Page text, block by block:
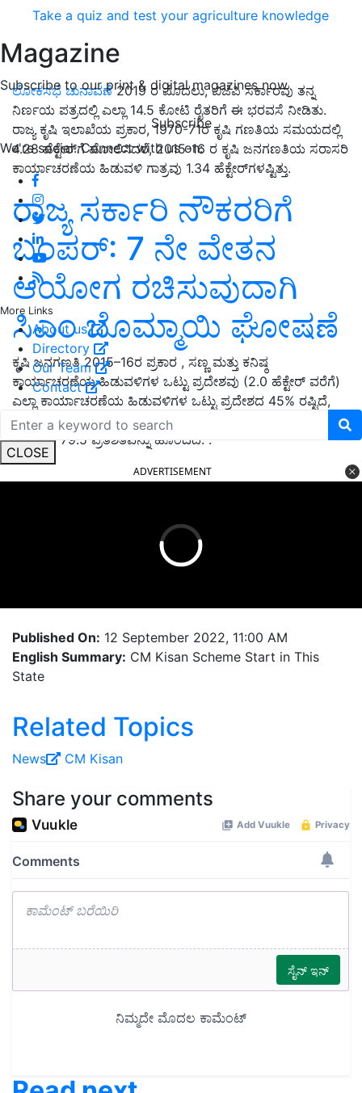
Take a quiz and test your agriculture knowledge
Magazine
Subscribe to our print & digital magazines now
Subscribe
We're social. Connect with us on:
More Links
About us
Directory
Our Team
Contact
CLOSE
ಲೋಕಸಭೆ ಚುನಾವಣೆ2019 ರ ಮೊದಲು, ಬಿಜೆಪಿ ಸರ್ಕಾರವು ತನ್ನ
ನಿರ್ಣಯ ಪತ್ರದಲ್ಲಿ ಎಲ್ಲಾ 14.5 ಕೋಟಿ ರೈತರಿಗೆ ಈ ಭರವಸೆ ನೀಡಿತು.
ರಾಜ್ಯ ಕೃಷಿ ಇಲಾಖೆಯ ಪ್ರಕಾರ, 1970-71ರ ಕೃಷಿ ಗಣತಿಯ ಸಮಯದಲ್ಲಿ
4.28 ಹೆಕ್ಟೇರ್‌ಗೆ ಹೋಲಿಸಿದರೆ, 2015-16 ರ ಕೃಷಿ ಜನಗಣತಿಯ ಸರಾಸರಿ
ಕಾರ್ಯಾಚರಣೆಯ ಹಿಡುವಳಿ ಗಾತ್ರವು 1.34 ಹೆಕ್ಟೇರ್‌ಗಳಷ್ಟಿತ್ತು.
ರಾಜ್ಯ ಸರ್ಕಾರಿ ನೌಕರರಿಗೆ
ಬಂಪರ್‌: 7 ನೇ ವೇತನ
ಆಯೋಗ ರಚಿಸುವುದಾಗಿ
ಸಿಎಂ ಬೊಮ್ಮಾಯಿ ಘೋಷಣೆ
ಕೃಷಿ ಜನಗಣತಿ 2015–16ರ ಪ್ರಕಾರ , ಸಣ್ಣ ಮತ್ತು ಕನಿಷ್ಠ
ಕಾರ್ಯಾಚರಣೆಯ ಹಿಡುವಳಿಗಳ ಒಟ್ಟು ಪ್ರದೇಶವು (2.0 ಹೆಕ್ಟೇರ್ ವರೆಗೆ)
ಎಲ್ಲಾ ಕಾರ್ಯಾಚರಣೆಯ ಹಿಡುವಳಿಗಳ ಒಟ್ಟು ಪ್ರದೇಶದ 45% ರಷ್ಟಿದೆ,
ಆದರೆ ಅವರ ಸಂಖ್ಯೆಯು ಎಲ್ಲಾ ಕಾರ್ಯಾಚರಣೆಯ ಹಿಡುವಳಿಗಳ ಒಟ್ಟು
ಸಂಖ್ಯೆಯ 79.5 ಪ್ರತಿಶತವನ್ನು ಹೊಂದಿದೆ. .
ADVERTISEMENT
Published On: 12 September 2022, 11:00 AM
English Summary: CM Kisan Scheme Start in This
State
Related Topics
News CM Kisan
Share your comments